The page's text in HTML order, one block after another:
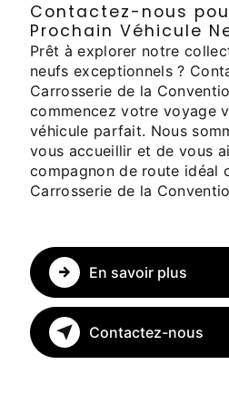
Contactez-nous
Prochain Véhicule
Prêt à explorer notre
neufs exceptionnels ?
Carrosserie de la
commencez votre voyage
véhicule parfait. Nous
vous accueillir et de vous
compagnon de route idéal
Carrosserie de la
En savoir plus
Contactez-nous